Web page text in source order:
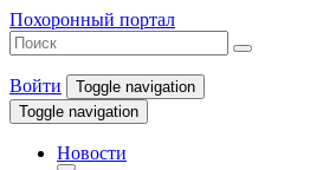
Похоронный портал
Войти
Toggle navigation
Toggle navigation
Новости